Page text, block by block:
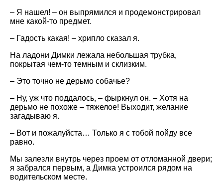
– Я нашел! – он выпрямился и продемонстрировал
мне какой-то предмет.
– Гадость какая! – хрипло сказал я.
На ладони Димки лежала небольшая трубка,
покрытая чем-то темным и склизким.
– Это точно не дерьмо собачье?
– Ну, уж что поддалось, – фыркнул он. – Хотя на
дерьмо не похоже – тяжелое! Выходит, желание
загадываю я.
– Вот и пожалуйста… Только я с тобой пойду все
равно.
Мы залезли внутрь через проем от отломанной двери;
я забрался первым, а Димка устроился рядом на
водительском месте.